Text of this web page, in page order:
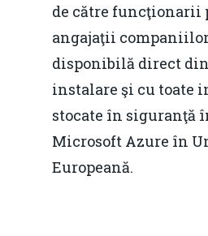
de către funcţionarii
angajaţii
disponibilă direct
instalare şi cu toate
stocate în siguranţă
Microsoft Azure în
Europeană.